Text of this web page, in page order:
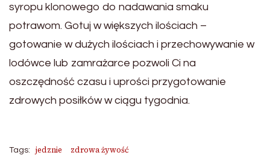
syropu klonowego do nadawania smaku
potrawom. Gotuj w większych ilościach –
gotowanie w dużych ilościach i przechowywanie w
lodówce lub zamrażarce pozwoli Ci na
oszczędność czasu i uprości przygotowanie
zdrowych posiłków w ciągu tygodnia.
Tags: jedznie zdrowa żywość